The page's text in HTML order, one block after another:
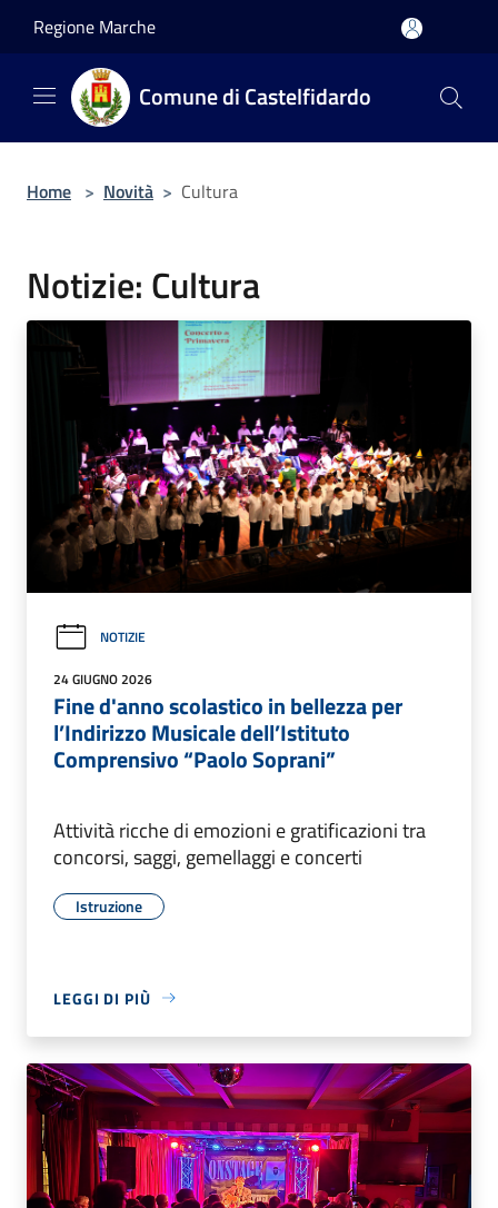
Regione Marche
Comune di Castelfidardo
Home > Novità > Cultura
Notizie: Cultura
NOTIZIE
24 GIUGNO 2026
Fine d'anno scolastico in bellezza per
l’Indirizzo Musicale dell’Istituto
Comprensivo “Paolo Soprani”
Attività ricche di emozioni e gratificazioni tra
concorsi, saggi, gemellaggi e concerti
Istruzione
LEGGI DI PIÙ